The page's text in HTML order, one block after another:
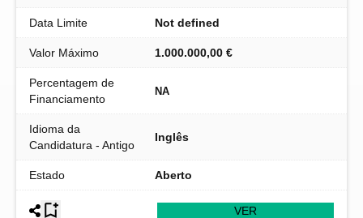
Data Limite Not defined
Valor Máximo 1.000.000,00 €
Percentagem de
Financiamento
NA
Idioma da
Candidatura - Antigo
Inglês
Estado Aberto
VER